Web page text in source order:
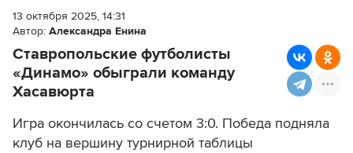
13 октября 2025, 14:31
Автор: Александра Енина
Ставропольские футболисты
«Динамо» обыграли команду
Хасавюрта
Игра окончилась со счетом 3:0. Победа подняла
клуб на вершину турнирной таблицы